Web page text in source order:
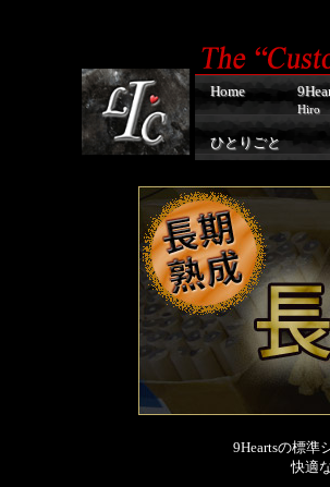
Home
Hiro
ひとりごと
9Heartsの標準
快適